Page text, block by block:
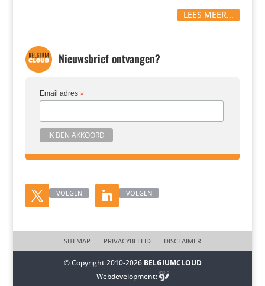
LEES MEER...
Nieuwsbrief ontvangen?
Email adres *
VOLGEN VOLGEN
SITEMAP PRIVACYBELEID DISCLAIMER
© Copyright 2010-2026 BELGIUMCLOUD
Webdevelopment: